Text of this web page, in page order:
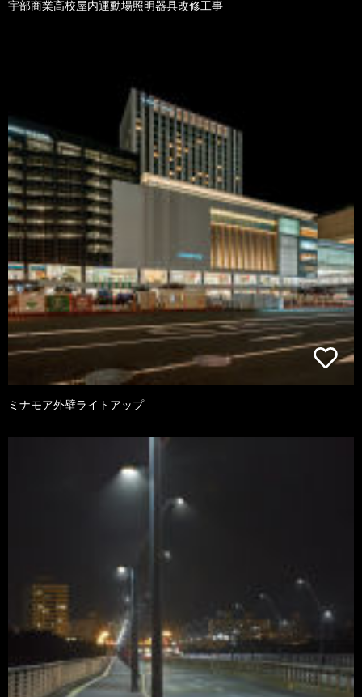
宇部商業高校屋内運動場照明器具改修工事
ミナモア外壁ライトアップ